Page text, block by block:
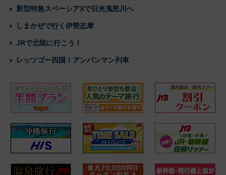
新型特急スペーシアXで日光鬼怒川へ
しまかぜで行く伊勢志摩
JRで北陸に行こう！
レッツゴー四国！アンパンマン列車